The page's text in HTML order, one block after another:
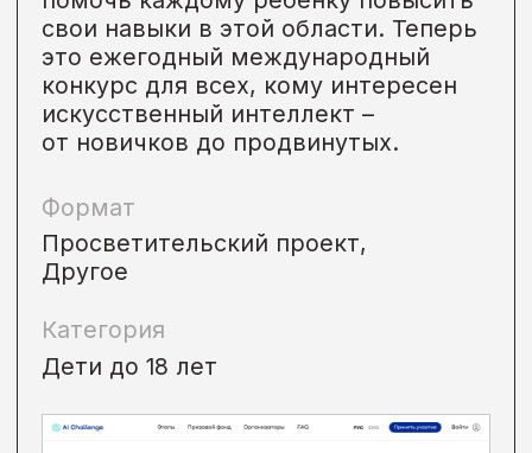
Проект разработан специально для
иностранных граждан, которые
хотят совершенствовать свои
навыки русского языка и ближе
познакомиться с русской
культурой. Проект получил
поддержку от МИД России,
Формат
Онлайн-курс
Категория
Другое